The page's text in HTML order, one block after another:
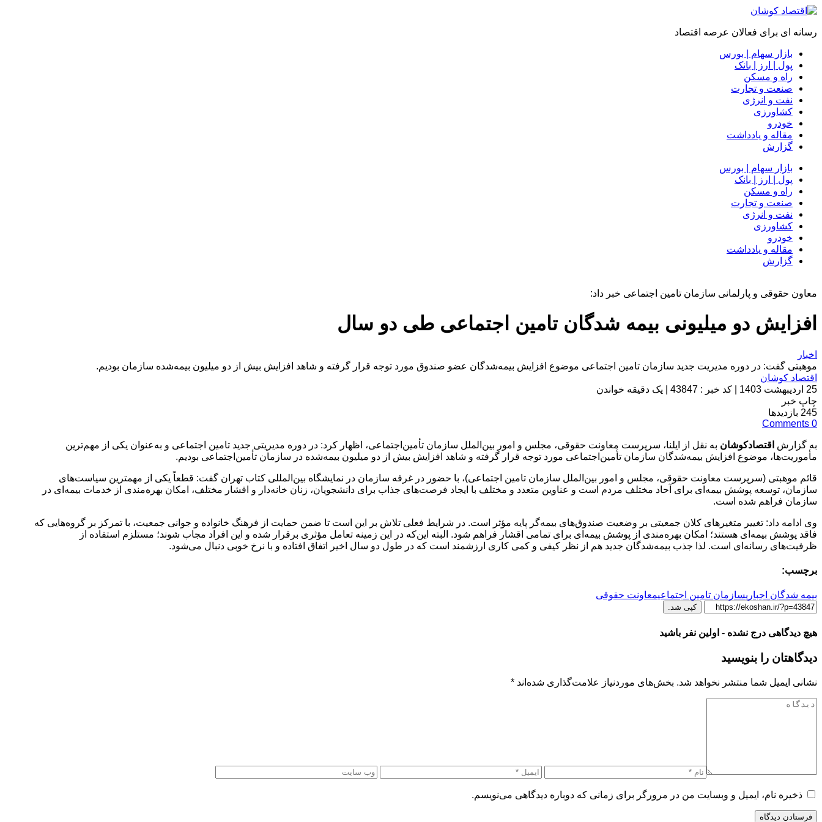
رسانه ای برای فعالان عرصه اقتصاد
بازار سهام | بورس
پول | ارز | بانک
راه و مسکن
صنعت و تجارت
نفت و انرژی
کشاورزی
خودرو
مقاله و یادداشت
گزارش
بازار سهام | بورس
پول | ارز | بانک
راه و مسکن
صنعت و تجارت
نفت و انرژی
کشاورزی
خودرو
مقاله و یادداشت
گزارش
معاون حقوقی و پارلمانی سازمان تامین اجتماعی خبر داد:
افزایش دو میلیونی بیمه شدگان تامین اجتماعی طی دو سال
اخبار
موهبتی گفت: در دوره مدیریت جدید سازمان تامین اجتماعی موضوع افزایش بیمه‌شدگان عضو صندوق مورد توجه قرار گرفته و شاهد افزایش بیش از دو میلیون بیمه‌شده سازمان بودیم.
اقتصاد کوشان
25 اردیبهشت 1403
کد خبر : 43847
یک دقیقه خواندن
چاپ خبر
245 بازدیدها
0
Comments
به گزارش اقتصادکوشان به نقل از ایلنا، سرپرست معاونت حقوقی، مجلس و امور بین‌الملل سازمان تأمین‌اجتماعی، اظهار کرد: در دوره مدیریتی جدید تامین اجتماعی و به‌عنوان یکی از مهم‌ترین
مأموریت‌ها، موضوع افزایش بیمه‌شدگان سازمان تأمین‌اجتماعی مورد توجه قرار گرفته و شاهد افزایش بیش از دو میلیون بیمه‌شده در سازمان تأمین‌اجتماعی بودیم.
قائم موهبتی (سرپرست معاونت حقوقی، مجلس و امور بین‌الملل سازمان تامین اجتماعی)، با حضور در غرفه سازمان در نمایشگاه بین‌المللی کتاب تهران گفت: قطعاً یکی از مهمترین سیاست‌های
سازمان، توسعه پوشش بیمه‌ای برای آحاد مختلف مردم است و عناوین متعدد و مختلف با ایجاد فرصت‌های جذاب برای دانشجویان، زنان خانه‌دار و اقشار مختلف، امکان بهره‌مندی از خدمات بیمه‌ای در
سازمان فراهم شده است.
وی ادامه داد: تغییر متغیرهای کلان جمعیتی بر وضعیت صندوق‌های بیمه‌گر پایه مؤثر است. در شرایط فعلی تلاش بر این است تا ضمن حمایت از فرهنگ خانواده و جوانی جمعیت، با تمرکز بر گروه‌هایی که
فاقد پوشش بیمه‌ای هستند؛ امکان بهره‌مندی از پوشش بیمه‌ای برای تمامی اقشار فراهم شود. البته این‌که در این زمینه تعامل مؤثری برقرار شده و این افراد مجاب شوند؛ مستلزم استفاده از
ظرفیت‌های رسانه‌ای است. لذا جذب بیمه‌شدگان جدید هم از نظر کیفی و کمی کاری ارزشمند است که در طول دو سال اخیر اتفاق افتاده و با نرخ خوبی دنبال می‌شود.
برچسب:
بیمه شدگان اجباریسازمان تامین اجتماعیمعاونت حقوقی
کپی شد.
هیچ دیدگاهی درج نشده - اولین نفر باشید
دیدگاهتان را بنویسید
نشانی ایمیل شما منتشر نخواهد شد. بخش‌های موردنیاز علامت‌گذاری شده‌اند *
ذخیره نام، ایمیل و وبسایت من در مرورگر برای زمانی که دوباره دیدگاهی می‌نویسم.